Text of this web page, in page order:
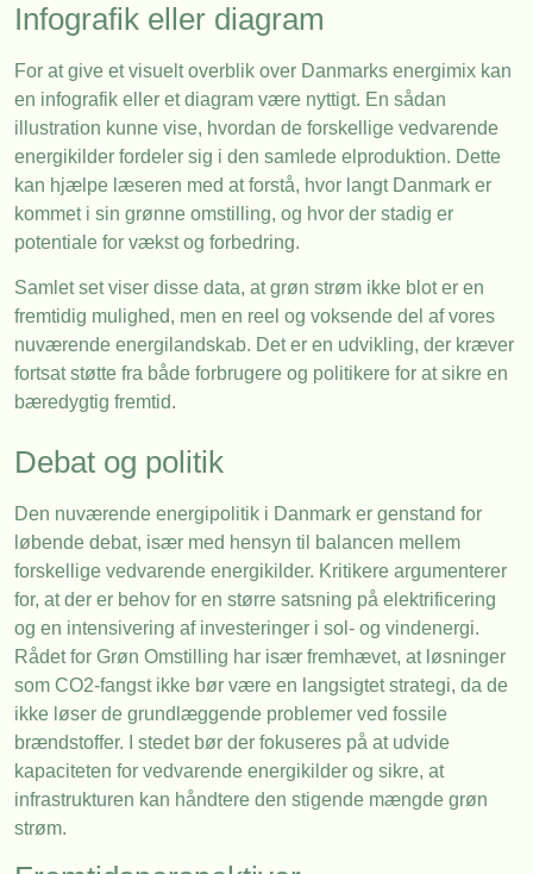
Infografik eller diagram
For at give et visuelt overblik over Danmarks energimix kan
en infografik eller et diagram være nyttigt. En sådan
illustration kunne vise, hvordan de forskellige vedvarende
energikilder fordeler sig i den samlede elproduktion. Dette
kan hjælpe læseren med at forstå, hvor langt Danmark er
kommet i sin grønne omstilling, og hvor der stadig er
potentiale for vækst og forbedring.
Samlet set viser disse data, at grøn strøm ikke blot er en
fremtidig mulighed, men en reel og voksende del af vores
nuværende energilandskab. Det er en udvikling, der kræver
fortsat støtte fra både forbrugere og politikere for at sikre en
bæredygtig fremtid.
Debat og politik
Den nuværende energipolitik i Danmark er genstand for
løbende debat, især med hensyn til balancen mellem
forskellige vedvarende energikilder. Kritikere argumenterer
for, at der er behov for en større satsning på elektrificering
og en intensivering af investeringer i sol- og vindenergi.
Rådet for Grøn Omstilling har især fremhævet, at løsninger
som CO2-fangst ikke bør være en langsigtet strategi, da de
ikke løser de grundlæggende problemer ved fossile
brændstoffer. I stedet bør der fokuseres på at udvide
kapaciteten for vedvarende energikilder og sikre, at
infrastrukturen kan håndtere den stigende mængde grøn
strøm.